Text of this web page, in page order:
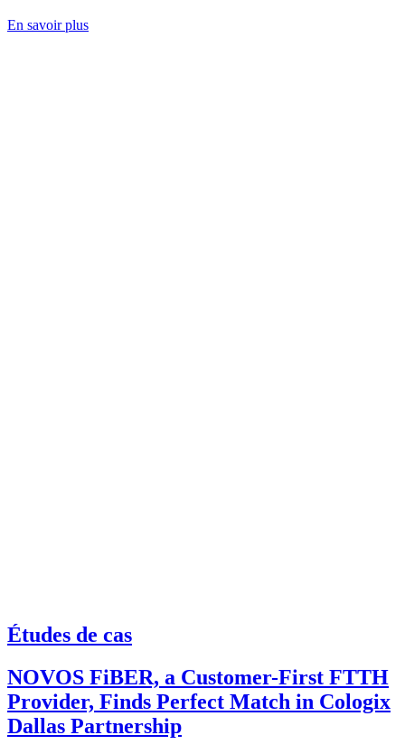
En savoir plus
Études de cas
NOVOS FiBER, a Customer-First FTTH
Provider, Finds Perfect Match in Cologix
Dallas Partnership